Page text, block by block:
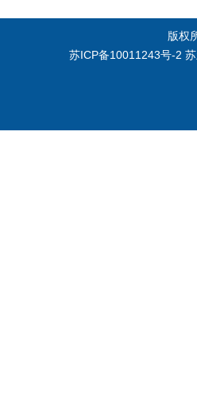
版权
苏ICP备10011243号-2